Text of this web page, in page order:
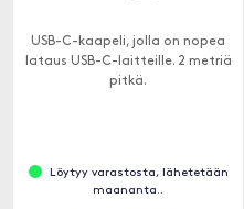
USB-C-kaapeli, jolla on nopea
lataus USB-C-laitteille. 2 metriä
pitkä.
Löytyy varastosta, lähetetään
maananta..